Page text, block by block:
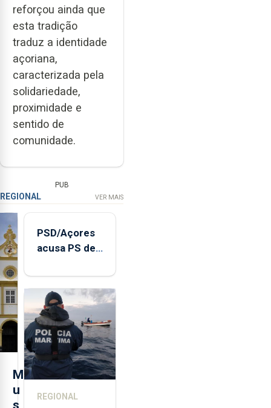
reforçou ainda que
esta tradição
traduz a identidade
açoriana,
caracterizada pela
solidariedade,
proximidade e
sentido de
comunidade.
PUB
REGIONAL VER MAIS
M
u
s
PSD/Açores
acusa PS de
contraditória"
sobre
evolução
turística
REGIONAL